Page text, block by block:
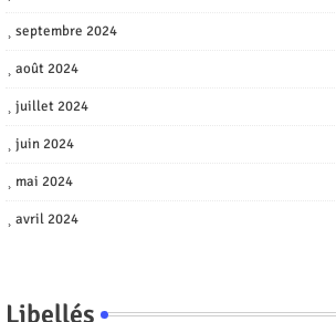
septembre 2024
août 2024
juillet 2024
juin 2024
mai 2024
avril 2024
Libellés